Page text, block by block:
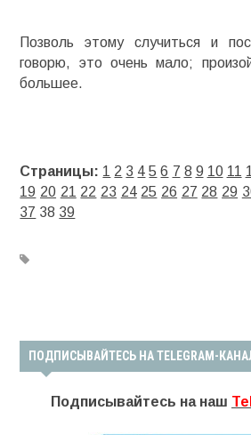
Позволь этому случиться и
говорю, это очень мало;
большее.
Страницы: 1 2 3 4 5 6 7 8 9 10 11
19 20 21 22 23 24 25 26 27 28 29
37 38 39
ПОДПИСЫВАЙТЕСЬ НА TELEGRAM-
Подписывайтесь на наш